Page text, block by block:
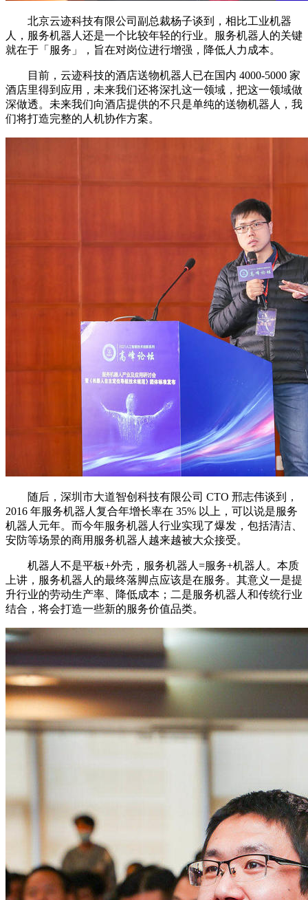
北京云迹科技有限公司副总裁杨子谈到，相比工业机器
人，服务机器人还是一个比较年轻的行业。服务机器人的关键
就在于「服务」，旨在对岗位进行增强，降低人力成本。
目前，云迹科技的酒店送物机器人已在国内 4000-5000 家
酒店里得到应用，未来我们还将深扎这一领域，把这一领域做
深做透。未来我们向酒店提供的不只是单纯的送物机器人，我
们将打造完整的人机协作方案。
随后，深圳市大道智创科技有限公司 CTO 邢志伟谈到，
2016 年服务机器人复合年增长率在 35% 以上，可以说是服务
机器人元年。而今年服务机器人行业实现了爆发，包括清洁、
安防等场景的商用服务机器人越来越被大众接受。
机器人不是平板+外壳，服务机器人=服务+机器人。本质
上讲，服务机器人的最终落脚点应该是在服务。其意义一是提
升行业的劳动生产率、降低成本；二是服务机器人和传统行业
结合，将会打造一些新的服务价值品类。